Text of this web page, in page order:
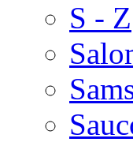
S - Z